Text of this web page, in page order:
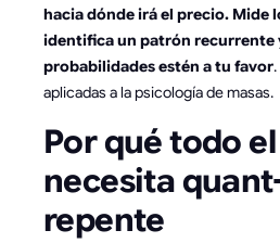
hacia dónde irá el precio. Mide
identifica un patrón recurrente
probabilidades estén a tu favor
aplicadas a la psicología de masas.
Por qué todo
necesita
repente